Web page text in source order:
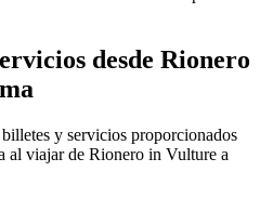
desde Rionero
y servicios proporcionados
al viajar de Rionero in Vulture a